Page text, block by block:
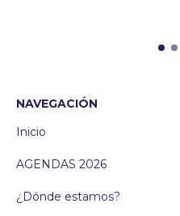
NAVEGACIÓN
Inicio
AGENDAS 2026
¿Dónde estamos?